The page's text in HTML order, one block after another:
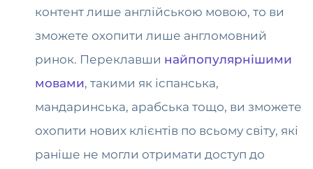
контент лише англійською мовою, то ви
зможете охопити лише англомовний
ринок. Переклавши найпопулярнішими
мовами, такими як іспанська,
мандаринська, арабська тощо, ви зможете
охопити нових клієнтів по всьому світу, які
раніше не могли отримати доступ до